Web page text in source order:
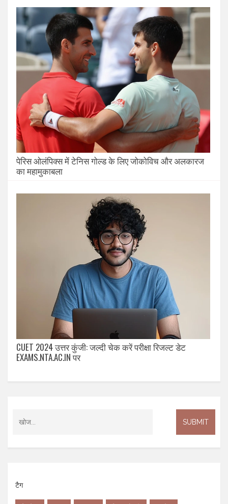
पेरिस ओलंपिक्स में टेनिस गोल्ड के लिए जोकोविच और अलकारज
का महामुकाबला
CUET 2024 उत्तर कुंजी: जल्दी चेक करें परीक्षा रिजल्ट डेट
EXAMS.NTA.AC.IN पर
टैग